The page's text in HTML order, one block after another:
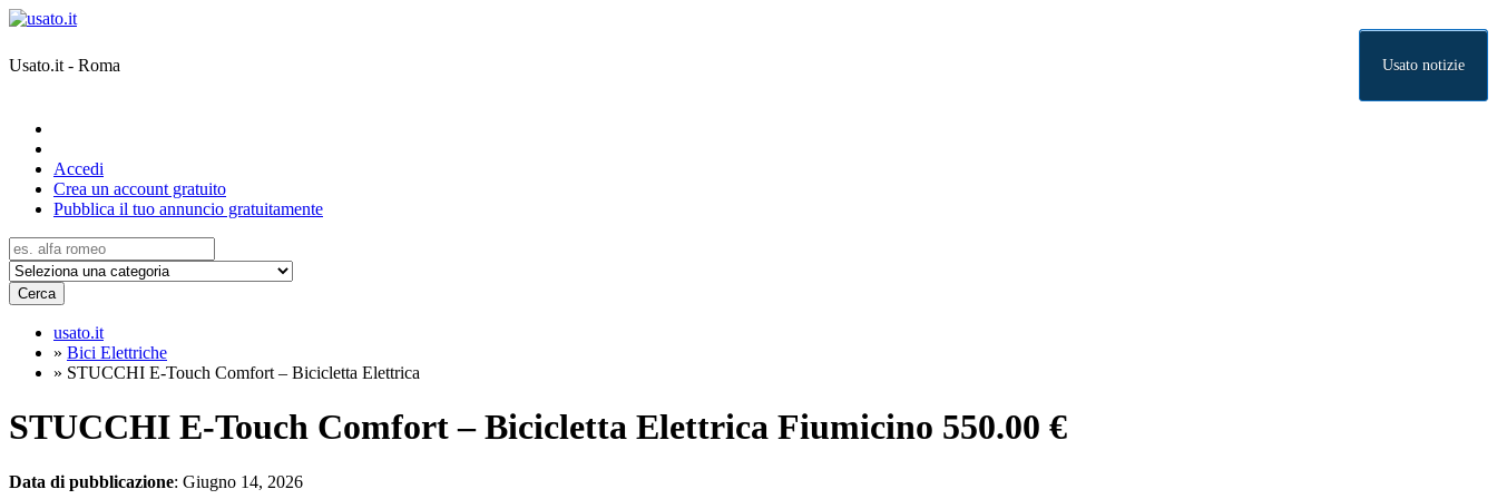
Usato.it - Roma Usato notizie
Accedi
Crea un account gratuito
Pubblica il tuo annuncio gratuitamente
Cerca
usato.it
» Bici Elettriche
» STUCCHI E-Touch Comfort – Bicicletta Elettrica
STUCCHI E-Touch Comfort – Bicicletta Elettrica Fiumicino 550.00 €
Data di pubblicazione: Giugno 14, 2026